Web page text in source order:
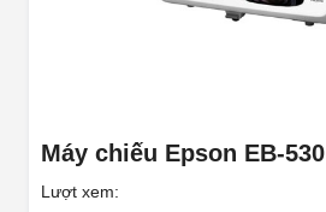
Máy chiếu Epson EB-530
Lượt xem: